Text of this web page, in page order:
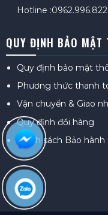
Hotline :0962.996.822
QUY ĐỊNH BẢO MẬT
Quy định bảo mật
Phương thức thanh
Vận chuyển & Giao
Quy định đổi hàng
Chính sách Bảo hành